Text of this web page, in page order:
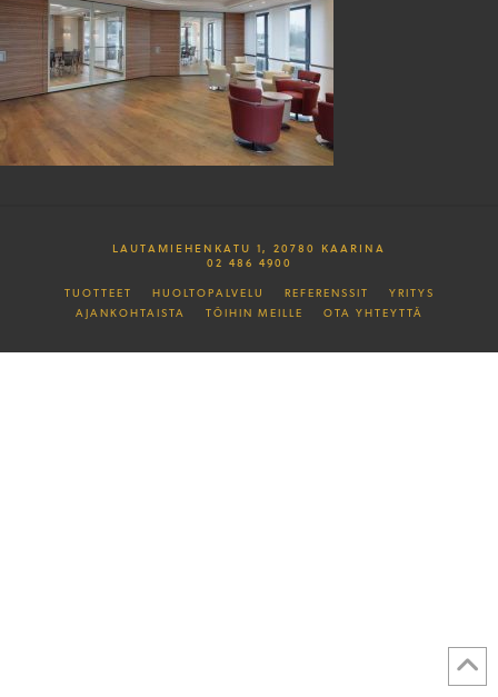
LAUTAMIEHENKATU 1, 20780 KAARINA
02 486 4900
TUOTTEET HUOLTOPALVELU REFERENSSIT
YRITYS
AJANKOHTAISTA
TÖIHIN MEILLE OTA YHTEYTTÄ